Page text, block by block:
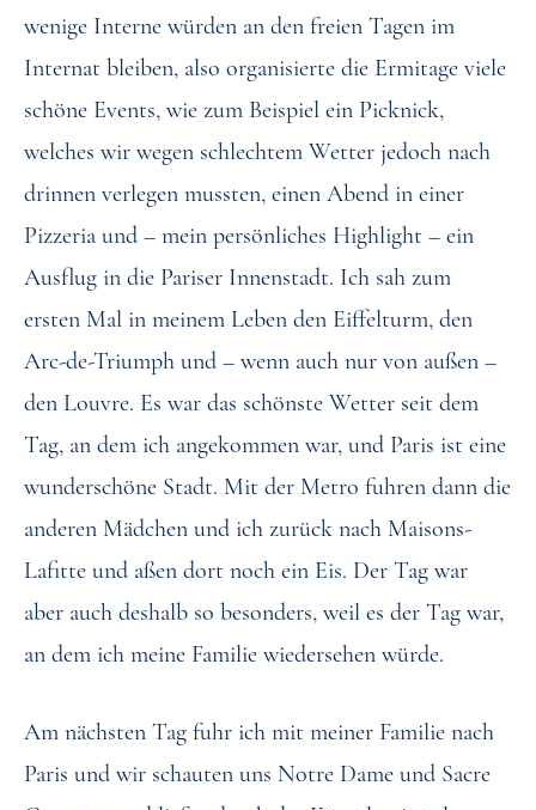
wenige Interne würden an den freien Tagen im
Internat bleiben, also organisierte die Ermitage viele
schöne Events, wie zum Beispiel ein Picknick,
welches wir wegen schlechtem Wetter jedoch nach
drinnen verlegen mussten, einen Abend in einer
Pizzeria und – mein persönliches Highlight – ein
Ausflug in die Pariser Innenstadt. Ich sah zum
ersten Mal in meinem Leben den Eiffelturm, den
Arc-de-Triumph und – wenn auch nur von außen –
den Louvre. Es war das schönste Wetter seit dem
Tag, an dem ich angekommen war, und Paris ist eine
wunderschöne Stadt. Mit der Metro fuhren dann die
anderen Mädchen und ich zurück nach Maisons-
Lafitte und aßen dort noch ein Eis. Der Tag war
aber auch deshalb so besonders, weil es der Tag war,
an dem ich meine Familie wiedersehen würde.
Am nächsten Tag fuhr ich mit meiner Familie nach
Paris und wir schauten uns Notre Dame und Sacre